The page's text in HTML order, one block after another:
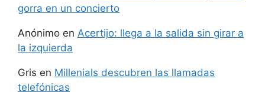
gorra en un concierto
Anónimo en Acertijo: llega a la salida sin girar a
la izquierda
Gris en Millenials descubren las llamadas
telefónicas